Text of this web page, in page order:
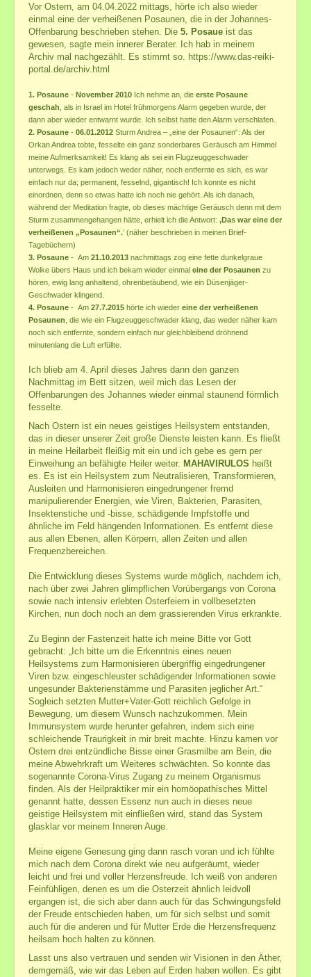
Meditation
Meditation
Meditations-Kurse
meine Meditationen und Übungen
Galerie des Lebens
Impressionen
Chakras der Neuen Zeit sowie traditionelle
Engel
Lichtnahrung
Meditationen
Meditationen zur Kraft der Liebe
Heilsame Geschichten
Friedenslicht
Geschenke aus meiner Schatzkiste
Bücherliste
Vor Ostern, am 04.04.2022 mittags, hörte ich also wieder
einmal eine der verheißenen Posaunen, die in der Johannes-
Offenbarung beschrieben stehen. Die 5. Posaue ist das
gewesen, sagte mein innerer Berater. Ich hab in meinem
Archiv mal nachgezählt. Es stimmt so.
https://www.das-reiki-
portal.de/archiv.html
1. Posaune - November 2010 Ich nehme an, die erste Posaune
geschah , als in Israel im Hotel frühmorgens Alarm gegeben wurde, der
dann aber wieder entwarnt wurde. Ich selbst hatte den Alarm verschlafen.
2. Posaune - 06.01.2012 Sturm Andrea – „eine der Posaunen“: Als der
Orkan Andrea tobte, fesselte ein ganz sonderbares Geräusch am Himmel
meine Aufmerksamkeit! Es klang als sei ein Flugzeuggeschwader
unterwegs. Es kam jedoch weder näher, noch entfernte es sich, es war
einfach nur da; permanent, fesselnd, gigantisch! Ich konnte es nicht
einordnen, denn so etwas hatte ich noch nie gehört. Als ich danach,
während der Meditation fragte, ob dieses mächtige Geräusch denn mit dem
Sturm zusammengehangen hätte, erhielt ich die Antwort: ‚Das war eine der
verheißenen „Posaunen“.’ (näher beschrieben in meinen Brief-
Tagebüchern)
3. Posaune - Am 21.10.2013 nachmittags zog eine fette dunkelgraue
Wolke übers Haus und ich bekam wieder einmal eine der Posaunen zu
hören, ewig lang anhaltend, ohrenbetäubend, wie ein Düsenjäger-
Geschwader klingend.
4. Posaune - Am 27.7.2015 hörte ich wieder eine der verheißenen
Posaunen , die wie ein Flugzeuggeschwader klang, das weder näher kam
noch sich entfernte, sondern einfach nur gleichbleibend dröhnend
minutenlang die Luft erfüllte.
Ich blieb am 4. April dieses Jahres dann den ganzen
Nachmittag im Bett sitzen, weil mich das Lesen der
Offenbarungen des Johannes wieder einmal staunend förmlich
fesselte.
Nach Ostern ist ein neues geistiges Heilsystem entstanden,
das in dieser unserer Zeit große Dienste leisten kann. Es fließt
in meine Heilarbeit fleißig mit ein und ich gebe es gern per
Einweihung an befähigte Heiler weiter. MAHAVIRULOS heißt
es. Es ist ein Heilsystem zum Neutralisieren, Transformieren,
Ausleiten und Harmonisieren eingedrungener fremd
manipulierender Energien, wie Viren, Bakterien, Parasiten,
Insektenstiche und -bisse, schädigende Impfstoffe und
ähnliche im Feld hängenden Informationen. Es entfernt diese
aus allen Ebenen, allen Körpern, allen Zeiten und allen
Frequenzbereichen.
Die Entwicklung dieses Systems wurde möglich, nachdem ich,
nach über zwei Jahren glimpflichen Vorübergangs von Corona
sowie nach intensiv erlebten Osterfeiern in vollbesetzten
Kirchen, nun doch noch an dem grassierenden Virus erkrankte.
Zu Beginn der Fastenzeit hatte ich meine Bitte vor Gott
gebracht: „Ich bitte um die Erkenntnis eines neuen
Heilsystems zum Harmonisieren übergriffig eingedrungener
Viren bzw. eingeschleuster schädigender Informationen sowie
ungesunder Bakterienstämme und Parasiten jeglicher Art.“
Sogleich setzten Mutter+Vater-Gott reichlich Gefolge in
Bewegung, um diesem Wunsch nachzukommen. Mein
Immunsystem wurde herunter gefahren, indem sich eine
schleichende Traurigkeit in mir breit machte. Hinzu kamen vor
Ostern drei entzündliche Bisse einer Grasmilbe am Bein, die
meine Abwehrkraft um Weiteres schwächten. So konnte das
sogenannte Corona-Virus Zugang zu meinem Organismus
finden. Als der Heilpraktiker mir ein homöopathisches Mittel
genannt hatte, dessen Essenz nun auch in dieses neue
geistige Heilsystem mit einfließen wird, stand das System
glasklar vor meinem Inneren Auge.
Meine eigene Genesung ging dann rasch voran und ich fühlte
mich nach dem Corona direkt wie neu aufgeräumt, wieder
leicht und frei und voller Herzensfreude. Ich weiß von anderen
Feinfühligen, denen es um die Osterzeit ähnlich leidvoll
ergangen ist, die sich aber dann auch für das Schwingungsfeld
der Freude entschieden haben, um für sich selbst und somit
auch für die anderen und für Mutter Erde die Herzensfrequenz
heilsam hoch halten zu können.
Lasst uns also vertrauen und senden wir Visionen in den Äther,
demgemäß, wie wir das Leben auf Erden haben wollen. Es gibt